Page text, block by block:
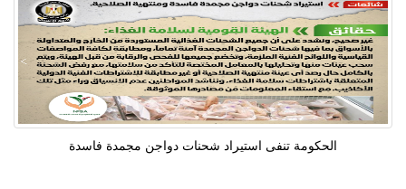
الحكومة تنفى استيراد شحنات دواجن مجمدة فاسدة